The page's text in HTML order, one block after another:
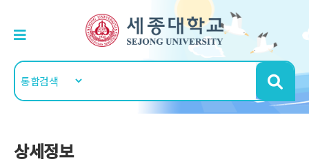
상세정보